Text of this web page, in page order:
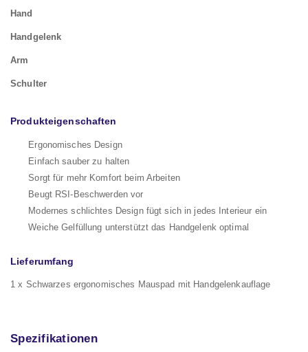
Hand
Handgelenk
Arm
Schulter
Produkteigenschaften
Ergonomisches Design
Einfach sauber zu halten
Sorgt für mehr Komfort beim Arbeiten
Beugt RSI-Beschwerden vor
Modernes schlichtes Design fügt sich in jedes Interieur ein
Weiche Gelfüllung unterstützt das Handgelenk optimal
Lieferumfang
1 x Schwarzes ergonomisches Mauspad mit Handgelenkauflage
Spezifikationen